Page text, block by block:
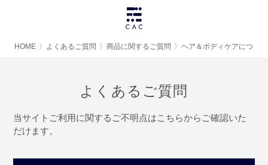
HOME 〉 よくあるご質問 〉 商品に関するご質問 〉 ヘア＆ボディケアについて
よくあるご質問
当サイトご利用に関するご不明点はこちらからご確認いた
だけます。